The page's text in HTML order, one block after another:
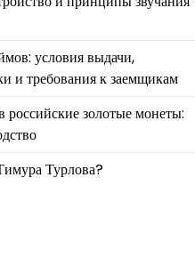
условия выдачи,
и требования к заемщикам
российские золотые монеты:
Турлова?